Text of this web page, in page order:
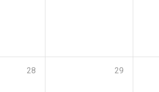
28 29